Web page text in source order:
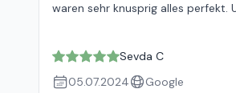
waren sehr knusprig alles perfekt.
Sevda C
05.07.2024
Google